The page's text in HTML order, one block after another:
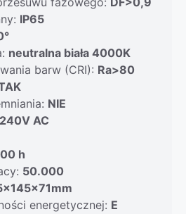
IP65
neutralna biała 4000K
barw (CRI): Ra>80
NIE
AC
h
50.000
energetycznej: E